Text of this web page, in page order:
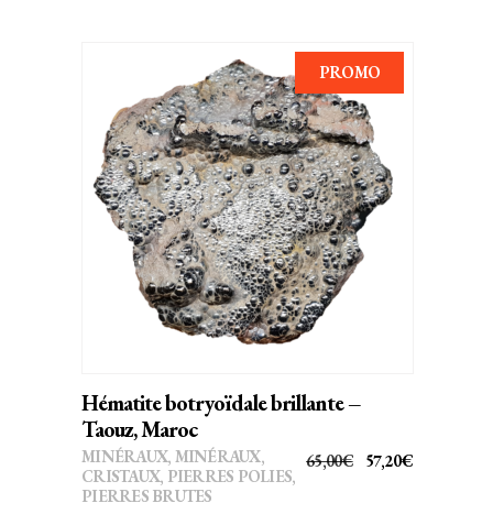
PROMO
AJOUTER AU PANIER
Hématite botryoïdale brillante –
Taouz, Maroc
65,00€
LE
57,20€LE
MINÉRAUX, MINÉRAUX,
CRISTAUX, PIERRES POLIES,
PIERRES BRUTES